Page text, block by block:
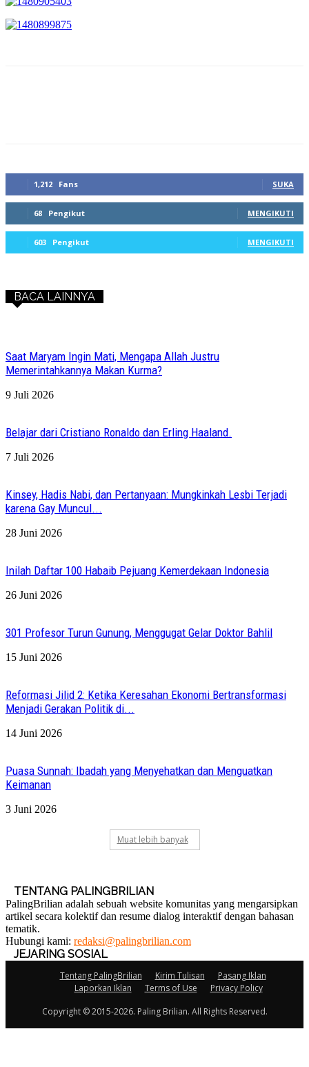
1,212 Fans SUKA
68 Pengikut MENGIKUTI
603 Pengikut MENGIKUTI
BACA LAINNYA
Saat Maryam Ingin Mati, Mengapa Allah Justru
Memerintahkannya Makan Kurma?
9 Juli 2026
Belajar dari Cristiano Ronaldo dan Erling Haaland.
7 Juli 2026
Kinsey, Hadis Nabi, dan Pertanyaan: Mungkinkah Lesbi Terjadi
karena Gay Muncul...
28 Juni 2026
Inilah Daftar 100 Habaib Pejuang Kemerdekaan Indonesia
26 Juni 2026
301 Profesor Turun Gunung, Menggugat Gelar Doktor Bahlil
15 Juni 2026
Reformasi Jilid 2: Ketika Keresahan Ekonomi Bertransformasi
Menjadi Gerakan Politik di...
14 Juni 2026
Puasa Sunnah: Ibadah yang Menyehatkan dan Menguatkan
Keimanan
3 Juni 2026
Muat lebih banyak
TENTANG PALINGBRILIAN
PalingBrilian adalah sebuah website komunitas yang mengarsipkan
artikel secara kolektif dan resume dialog interaktif dengan bahasan
tematik.
Hubungi kami: redaksi@palingbrilian.com
JEJARING SOSIAL
Tentang PalingBrilian Kirim Tulisan
Pasang Iklan
Laporkan Iklan
Terms of Use
Privacy Policy
Copyright © 2015-2026. Paling Brilian. All Rights Reserved.